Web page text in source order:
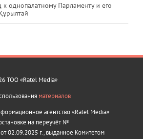
к однопалатному Парламенту и его
ТОО «Ratel Media»
материалов
агентство «Ratel Media»
на переучёт №
02.09.2025 г., выданное Комитетом